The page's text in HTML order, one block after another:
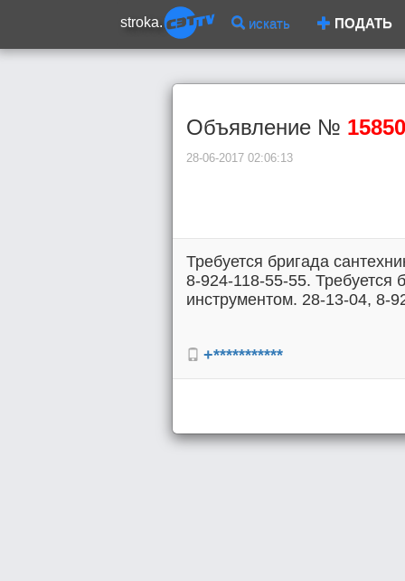
stroka. искать ПОДАТЬ
Объявление № 15850
28-06-2017 02:06:13
Требуется бригада
8-924-118-55-55. Требуется
инструментом. 28-13-04, 8-
+***********